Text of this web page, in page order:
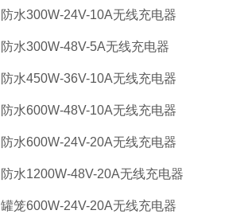
防水300W-24V-10A无线充电器
防水300W-48V-5A无线充电器
防水450W-36V-10A无线充电器
防水600W-48V-10A无线充电器
防水600W-24V-20A无线充电器
防水1200W-48V-20A无线充电器
罐笼600W-24V-20A无线充电器